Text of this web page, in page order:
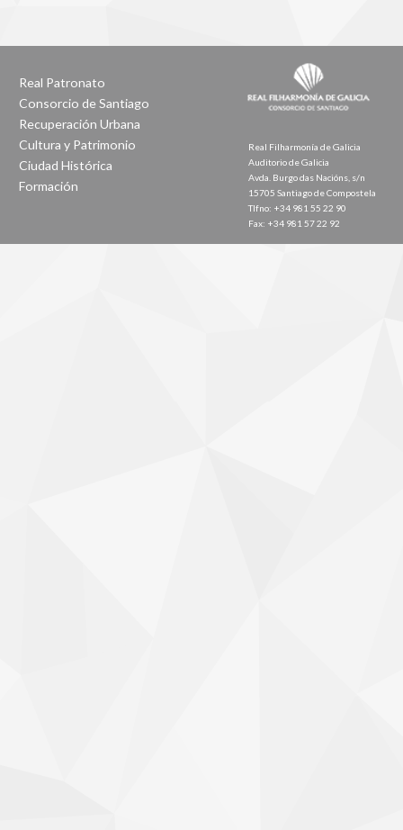
Real Patronato
Consorcio de Santiago
Recuperación Urbana
Cultura y Patrimonio
Ciudad Histórica
Formación
Real Filharmonía de Galicia
Auditorio de Galicia
Avda. Burgo das Nacións, s/n
15705 Santiago de Compostela
Tlfno: +34 981 55 22 90
Fax: +34 981 57 22 92